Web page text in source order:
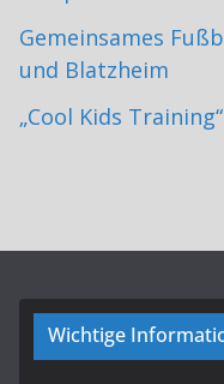
Gemeinsames
und Blatzheim
„Cool Kids
Wichtige